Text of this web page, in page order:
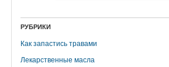
РУБРИКИ
Как запастись травами
Лекарственные масла